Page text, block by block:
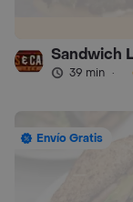
Sandwich
39 min ·
Envío Gratis